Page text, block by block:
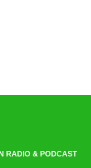
RADIO & PODCAST